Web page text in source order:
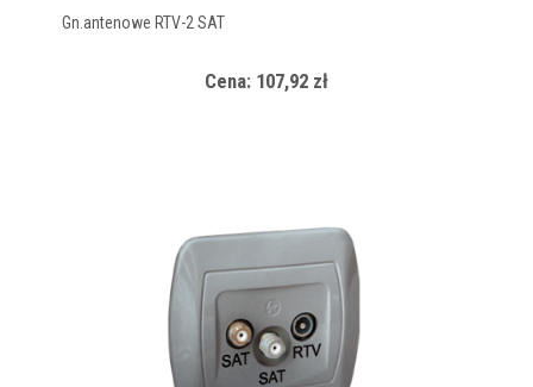
Gn.antenowe RTV-2 SAT
Cena: 107,92 zł